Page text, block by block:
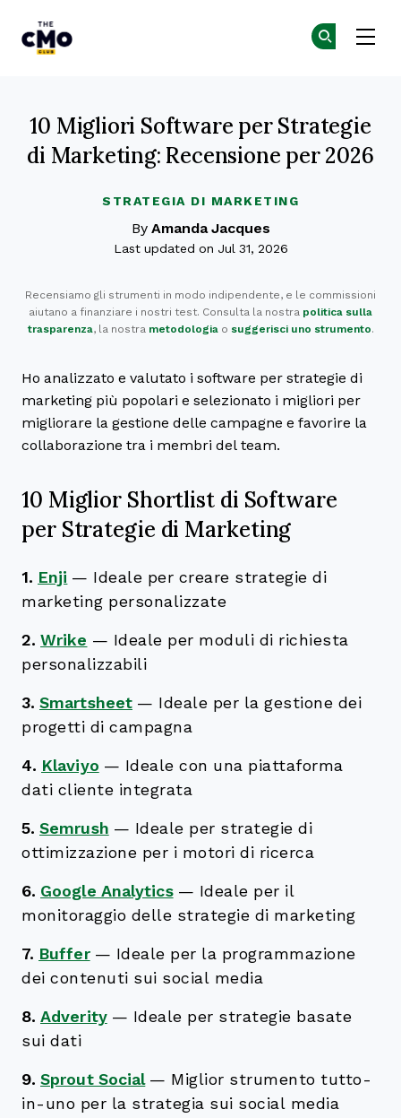
STRATEGIA DI MARKETING
10 Migliori Software per Strategie
di Marketing: Recensione per 2026
By Amanda Jacques
Last updated on Jul 31, 2026
Recensiamo gli strumenti in modo indipendente, e le commissioni
aiutano a finanziare i nostri test. Consulta la nostra politica sulla
trasparenza, la nostra metodologiao suggerisci uno strumento.
Ho analizzato e valutato i software per strategie di
marketing più popolari e selezionato i migliori per
migliorare la gestione delle campagne e favorire la
collaborazione tra i membri del team.
10 Miglior Shortlist di Software
per Strategie di Marketing
1. Enji — Ideale per creare strategie di
marketing personalizzate
2. Wrike — Ideale per moduli di richiesta
personalizzabili
3. Smartsheet — Ideale per la gestione dei
progetti di campagna
4. Klaviyo — Ideale con una piattaforma
dati cliente integrata
5. Semrush — Ideale per strategie di
ottimizzazione per i motori di ricerca
6. Google Analytics — Ideale per il
monitoraggio delle strategie di marketing
7. Buffer — Ideale per la programmazione
dei contenuti sui social media
8. Adverity — Ideale per strategie basate
sui dati
9. Sprout Social — Miglior strumento tutto-
in-uno per la strategia sui social media